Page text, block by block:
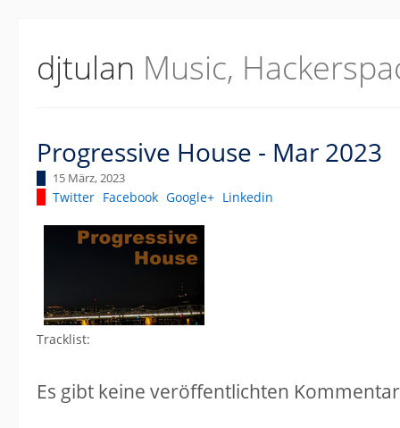
djtulan Music,
Progressive House - Mar 2023
15 März, 2023
Twitter Facebook Google+ Linkedin
Tracklist:
Es gibt keine veröffentlichten